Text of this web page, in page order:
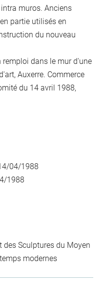
muros. Anciens
partie utilisés en
du nouveau
remploi dans le mur d'une
Auxerre. Commerce
du 14 avril 1988,
04/1988
1988
des Sculptures du Moyen
modernes